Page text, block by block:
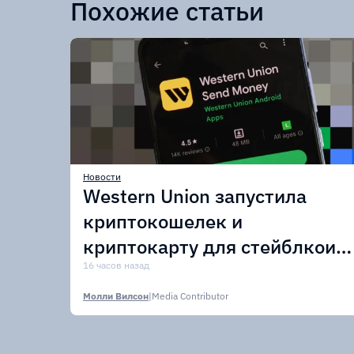
Похожие статьи
Новости
Western Union запустила
криптокошелек и
криптокарту для
USDPT
16 часов назад
Молли Вилсон|Media Contributor